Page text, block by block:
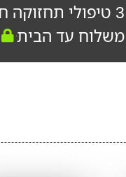
3 טיפולי תחזוקה חינם
משלוח עד הבית